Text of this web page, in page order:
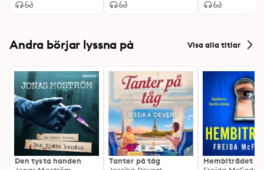
Andra börjar lyssna på Visa alla titlar
Den tysta handen
Tanter på tåg
Hembiträdet